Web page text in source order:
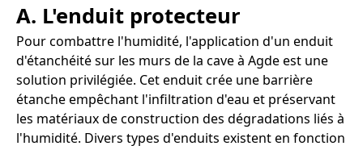
A. L'enduit protecteur
Pour combattre l'humidité, l'application d'un enduit
d'étanchéité sur les murs de la cave à Agde est une
solution privilégiée. Cet enduit crée une barrière
étanche empêchant l'infiltration d'eau et préservant
les matériaux de construction des dégradations liés à
l'humidité. Divers types d'enduits existent en fonction